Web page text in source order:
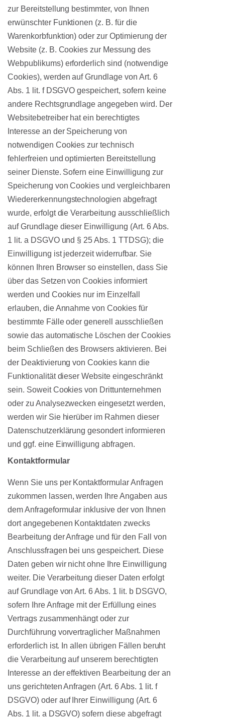
zur Bereitstellung bestimmter, von Ihnen
erwünschter Funktionen (z. B. für die
Warenkorbfunktion) oder zur Optimierung der
Website (z. B. Cookies zur Messung des
Webpublikums) erforderlich sind (notwendige
Cookies), werden auf Grundlage von Art. 6
Abs. 1 lit. f DSGVO gespeichert, sofern keine
andere Rechtsgrundlage angegeben wird. Der
Websitebetreiber hat ein berechtigtes
Interesse an der Speicherung von
notwendigen Cookies zur technisch
fehlerfreien und optimierten Bereitstellung
seiner Dienste. Sofern eine Einwilligung zur
Speicherung von Cookies und vergleichbaren
Wiedererkennungstechnologien abgefragt
wurde, erfolgt die Verarbeitung ausschließlich
auf Grundlage dieser Einwilligung (Art. 6 Abs.
1 lit. a DSGVO und § 25 Abs. 1 TTDSG); die
Einwilligung ist jederzeit widerrufbar. Sie
können Ihren Browser so einstellen, dass Sie
über das Setzen von Cookies informiert
werden und Cookies nur im Einzelfall
erlauben, die Annahme von Cookies für
bestimmte Fälle oder generell ausschließen
sowie das automatische Löschen der Cookies
beim Schließen des Browsers aktivieren. Bei
der Deaktivierung von Cookies kann die
Funktionalität dieser Website eingeschränkt
sein. Soweit Cookies von Drittunternehmen
oder zu Analysezwecken eingesetzt werden,
werden wir Sie hierüber im Rahmen dieser
Datenschutzerklärung gesondert informieren
und ggf. eine Einwilligung abfragen.
Kontaktformular
Wenn Sie uns per Kontaktformular Anfragen
zukommen lassen, werden Ihre Angaben aus
dem Anfrageformular inklusive der von Ihnen
dort angegebenen Kontaktdaten zwecks
Bearbeitung der Anfrage und für den Fall von
Anschlussfragen bei uns gespeichert. Diese
Daten geben wir nicht ohne Ihre Einwilligung
weiter. Die Verarbeitung dieser Daten erfolgt
auf Grundlage von Art. 6 Abs. 1 lit. b DSGVO,
sofern Ihre Anfrage mit der Erfüllung eines
Vertrags zusammenhängt oder zur
Durchführung vorvertraglicher Maßnahmen
erforderlich ist. In allen übrigen Fällen beruht
die Verarbeitung auf unserem berechtigten
Interesse an der effektiven Bearbeitung der an
uns gerichteten Anfragen (Art. 6 Abs. 1 lit. f
DSGVO) oder auf Ihrer Einwilligung (Art. 6
Abs. 1 lit. a DSGVO) sofern diese abgefragt